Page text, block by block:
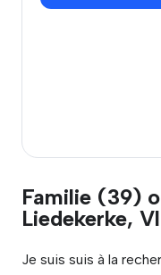
Familie (39)
Liedekerke,
Je suis suis à la